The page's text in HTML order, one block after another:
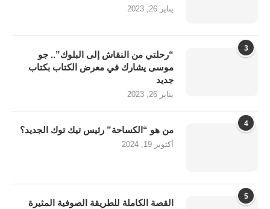
يناير 26, 2023
3
“رحلتي من النقاش إلى البلوك”.. جو
موسى يشارك في معرض الكتاب بكتاب
جديد
يناير 26, 2023
4
من هو “الكساحة” رئيس تيك توك الجديد؟
أكتوبر 19, 2024
5
القصة الكاملة للطريقة الصوفية المثيرة